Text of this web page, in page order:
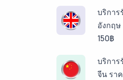
บริการ
อังกฤษ
150฿
บริการ
จีน รา